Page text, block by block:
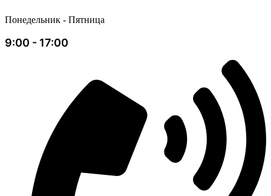
Понедельник - Пятница
9:00 - 17:00